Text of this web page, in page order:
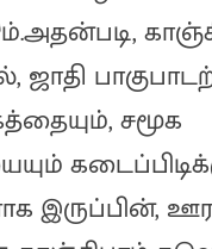
ஜாதி
சமூக
இருப்பின்,